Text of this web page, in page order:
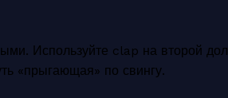
Используйте clap на второй
«прыгающая» по свингу.